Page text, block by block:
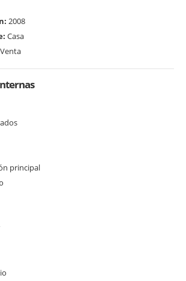
2008
Casa
Venta
principal